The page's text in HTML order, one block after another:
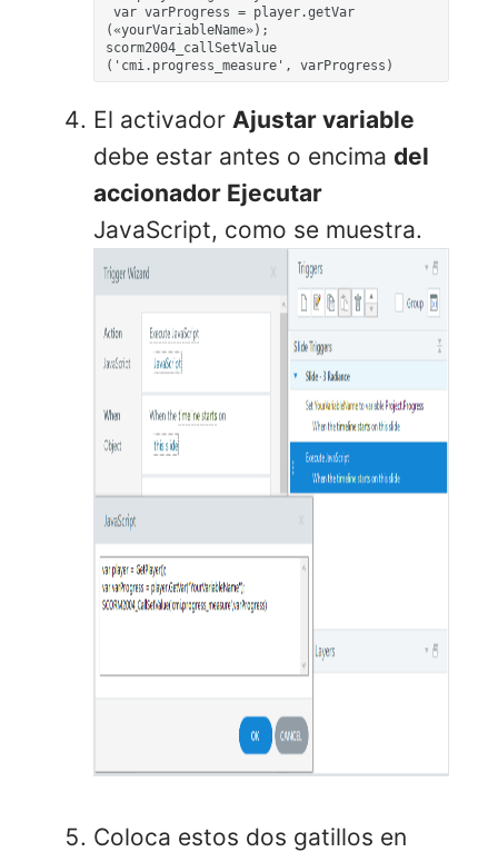
(«yourVariableName»);
scorm2004_callSetValue
El activador Ajustar variable
debe estar antes o encima del
accionador Ejecutar
JavaScript, como se muestra.
Coloca estos dos gatillos en